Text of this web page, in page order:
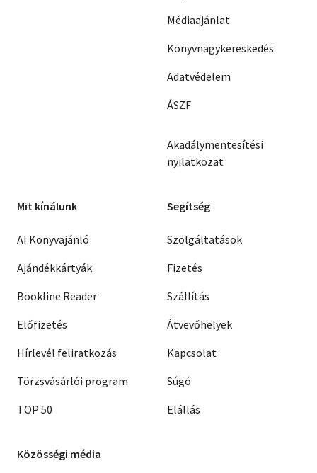
Médiaajánlat
Könyvnagykereskedés
Adatvédelem
ÁSZF
Akadálymentesítési
nyilatkozat
Mit kínálunk
AI Könyvajánló
Ajándékkártyák
Bookline Reader
Előfizetés
Hírlevél feliratkozás
Törzsvásárlói program
TOP 50
Segítség
Szolgáltatások
Fizetés
Szállítás
Átvevőhelyek
Kapcsolat
Súgó
Elállás
Közösségi média